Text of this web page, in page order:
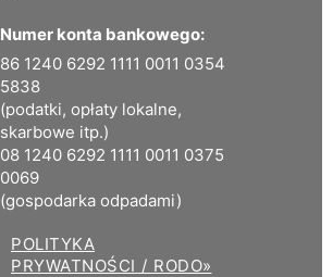
Numer konta bankowego:
86 1240 6292 1111 0011 0354
5838
(podatki, opłaty lokalne,
skarbowe itp.)
08 1240 6292 1111 0011 0375
0069
(gospodarka odpadami)
POLITYKA
PRYWATNOŚCI / RODO»